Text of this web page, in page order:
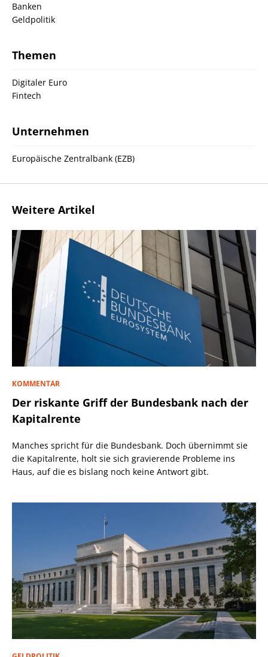
Banken
Geldpolitik
Themen
Digitaler Euro
Fintech
Unternehmen
Europäische Zentralbank (EZB)
Weitere Artikel
KOMMENTAR
Der riskante Griff der Bundesbank nach der
Kapitalrente
Manches spricht für die Bundesbank. Doch übernimmt sie
die Kapitalrente, holt sie sich gravierende Probleme ins
Haus, auf die es bislang noch keine Antwort gibt.